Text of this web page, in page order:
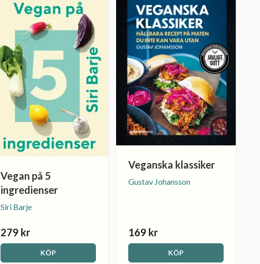
Vegan på 5
ingredienser
Siri Barje
279 kr
KÖP
Veganska klassiker
Gustav Johansson
169 kr
KÖP